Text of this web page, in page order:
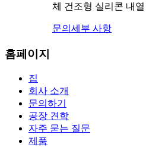
체 건조형 실리콘 내
문의 세부 사항
홈페이지
집
회사 소개
문의하기
공장 견학
자주 묻는 질문
제품